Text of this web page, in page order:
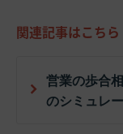
関連記事はこちら
営業の歩合
のシミュレ